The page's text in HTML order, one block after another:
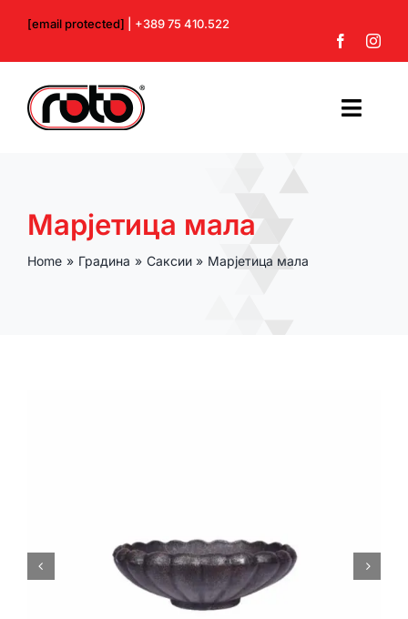
content
[email protected] | +389 75 410.522
За нас
Производи
Марјетица мала
Home Градина Саксии Марјетица мала